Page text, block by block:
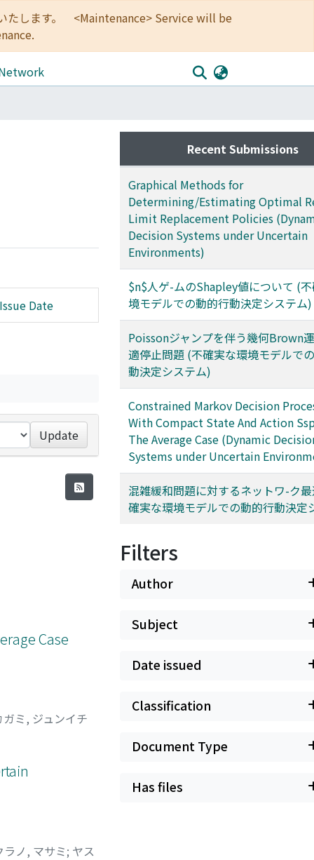
たします。 <Maintenance> Service will be
Date
Update
Case
ガミ, ジュンイチ
ラノ, マサミ; ヤス
Recent Submissions
Graphical Methods for
Determining/Estimating Optimal
Limit Replacement Policies
Decision Systems under Uncertain
Environments)
$n$人ゲ-ムのShapley値について (
境モデルでの動的行動決定システム)
Poissonジャンプを伴う幾何Brown
適停止問題 (不確実な環境モデルで
動決定システム)
Constrained Markov Decision
With Compact State And Action
The Average Case (Dynamic
Systems under Uncertain
混雑緩和問題に対するネットワ-ク
確実な環境モデルでの動的行動決定
Filters
Author
Subject
Date issued
Classification
Document Type
Has files